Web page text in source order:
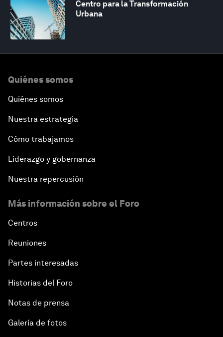
Centro para la Transformación
Urbana
Quiénes somos
Quiénes somos
Nuestra estrategia
Cómo trabajamos
Liderazgo y gobernanza
Nuestra repercusión
Más información sobre el Foro
Centros
Reuniones
Partes interesadas
Historias del Foro
Notas de prensa
Galería de fotos